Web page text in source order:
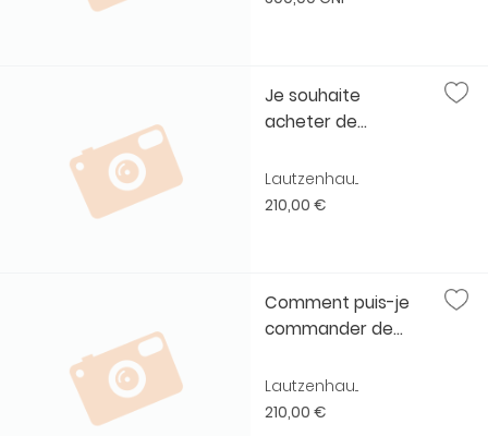
Je souhaite
acheter de...
Lautzenhau...
210,00 €
Comment puis-je
commander de...
Lautzenhau...
210,00 €